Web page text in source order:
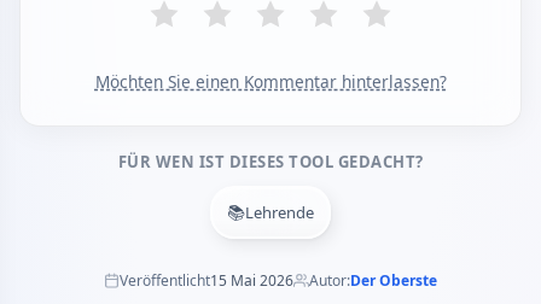
Möchten Sie einen Kommentar hinterlassen?
FÜR WEN IST DIESES TOOL GEDACHT?
📚Lehrende
Veröffentlicht15 Mai 2026 Autor:Der Oberste